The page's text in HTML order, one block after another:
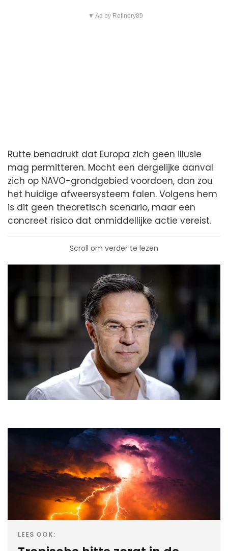
▼ Ad by Refinery89
Rutte benadrukt dat Europa zich geen illusie
mag permitteren. Mocht een dergelijke aanval
zich op NAVO-grondgebied voordoen, dan zou
het huidige afweersysteem falen. Volgens hem
is dit geen theoretisch scenario, maar een
concreet risico dat onmiddellijke actie vereist.
Scroll om verder te lezen
LEES OOK: